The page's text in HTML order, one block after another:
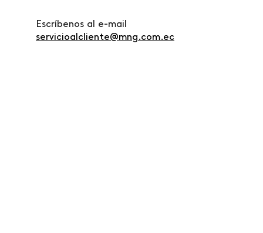
Escríbenos al e-mail
servicioalcliente@mng.com.ec